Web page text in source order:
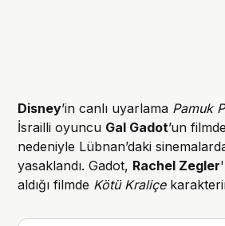
Disney’in canlı uyarlama Pamuk
İsrailli oyuncu Gal Gadot’un
nedeniyle Lübnan’daki
yasaklandı. Gadot, Rachel Zegler
aldığı filmde Kötü Kraliçe